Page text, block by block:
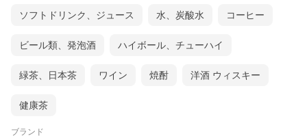
ソフトドリンク、ジュース 水、炭酸水 コーヒー
ビール類、発泡酒 ハイボール、チューハイ
緑茶、日本茶 ワイン 焼酎 洋酒 ウィスキー
健康茶
ブランド